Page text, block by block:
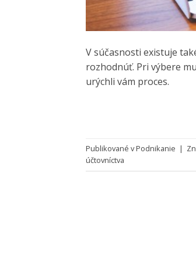
V súčasnosti existuje
rozhodnúť. Pri výbere
urýchli vám proces.
Publikované vPodnikanie |
účtovníctva